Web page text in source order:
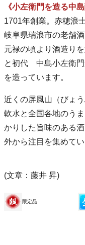
《小左衛門を造る中
1701年創業。赤穂浪
岐阜県瑞浪市の老舗酒
元禄の頃より酒造り
と初代 中島小左衛門
を造っています。
近くの屏風山（びょ
軟水と全国各地のう
かりした旨味のある
外から注目を集めてい
(文章：藤井 昇)
限定品